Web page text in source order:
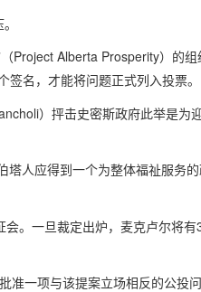
Project Alberta Prosperity）的
名，才能将问题正式列入投票。
）抨击史密斯政府此举是为
塔人应得到一个为整体福祉服务
。一旦裁定出炉，麦克卢尔将
准一项与该提案立场相反的公投